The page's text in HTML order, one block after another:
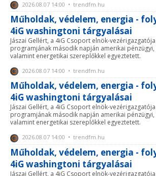
2026.08.07 14:00 • trendfm.hu
Műholdak, védelem, energia -
4iG washingtoni tárgyalásai
Jászai Gellért, a 4iG Csoport elnök-
programjának második napján amerikai
valamint energetikai szereplőkkel egyeztetett.
2026.08.07 14:00 • trendfm.hu
Műholdak, védelem, energia -
4iG washingtoni tárgyalásai
Jászai Gellért, a 4iG Csoport elnök-
programjának második napján amerikai
valamint energetikai szereplőkkel egyeztetett.
2026.08.07 14:00 • trendfm.hu
Műholdak, védelem, energia -
4iG washingtoni tárgyalásai
Jászai Gellért, a 4iG Csoport elnök-